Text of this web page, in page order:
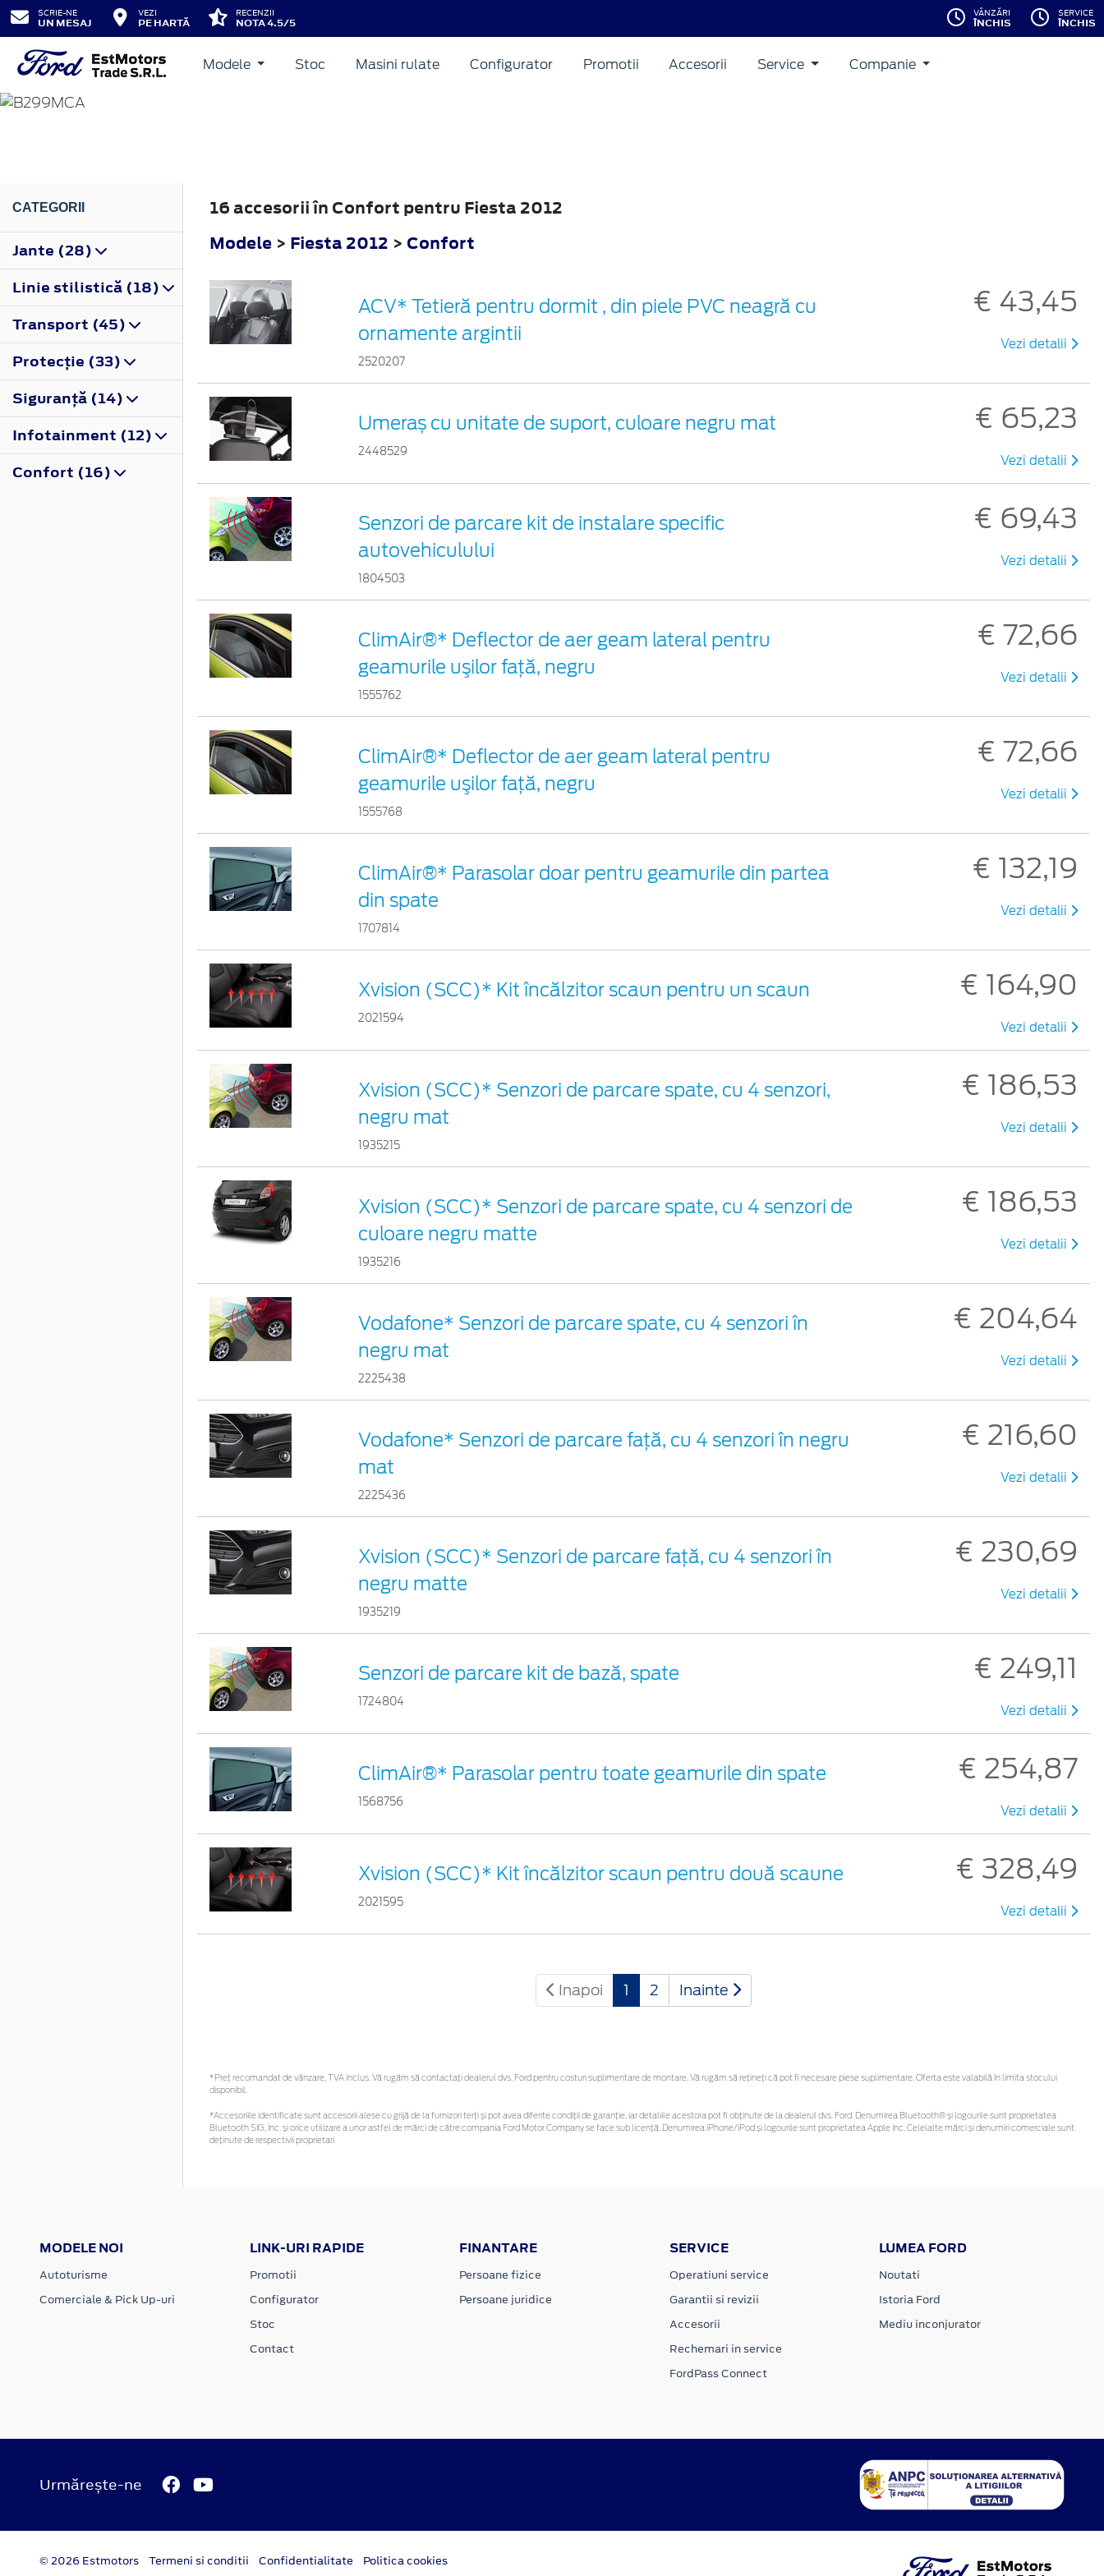
SCRIE-NE
UN MESAJ
VEZI
PE HARTĂ
RECENZII
NOTA 4.5/5
VÂNZĂRI
ÎNCHIS
SERVICE
ÎNCHIS
Modele Stoc Masini rulate Configurator Promotii Accesorii Service Companie
FIESTA
CATEGORII
Jante (28)
Linie stilistică (18)
Transport (45)
Protecţie (33)
Siguranţă (14)
Infotainment (12)
Confort (16)
16 accesorii în Confort pentru Fiesta 2012
Modele > Fiesta 2012 > Confort
ACV* Tetieră pentru dormit , din piele PVC neagră cu
ornamente argintii
2520207
€ 43,45
Vezi detalii
Umeraș cu unitate de suport, culoare negru mat
2448529
€ 65,23
Vezi detalii
Senzori de parcare kit de instalare specific
autovehiculului
1804503
€ 69,43
Vezi detalii
ClimAir®* Deflector de aer geam lateral pentru
geamurile uşilor faţă, negru
1555762
€ 72,66
Vezi detalii
ClimAir®* Deflector de aer geam lateral pentru
geamurile uşilor faţă, negru
1555768
€ 72,66
Vezi detalii
ClimAir®* Parasolar doar pentru geamurile din partea
din spate
1707814
€ 132,19
Vezi detalii
Xvision (SCC)* Kit încălzitor scaun pentru un scaun
2021594
€ 164,90
Vezi detalii
Xvision (SCC)* Senzori de parcare spate, cu 4 senzori,
negru mat
1935215
€ 186,53
Vezi detalii
Xvision (SCC)* Senzori de parcare spate, cu 4 senzori de
culoare negru matte
1935216
€ 186,53
Vezi detalii
Vodafone* Senzori de parcare spate, cu 4 senzori în
negru mat
2225438
€ 204,64
Vezi detalii
Vodafone* Senzori de parcare față, cu 4 senzori în negru
mat
2225436
€ 216,60
Vezi detalii
Xvision (SCC)* Senzori de parcare faţă, cu 4 senzori în
negru matte
1935219
€ 230,69
Vezi detalii
Senzori de parcare kit de bază, spate
1724804
€ 249,11
Vezi detalii
ClimAir®* Parasolar pentru toate geamurile din spate
1568756
€ 254,87
Vezi detalii
Xvision (SCC)* Kit încălzitor scaun pentru două scaune
2021595
€ 328,49
Vezi detalii
Inapoi 1 2 Inainte
*Preţ recomandat de vânzare, TVA inclus. Vă rugăm să contactaţi dealerul dvs. Ford pentru costuri suplimentare de montare. Vă rugăm să rețineți că pot fi necesare piese suplimentare. Oferta este valabilă în limita stocului
disponibil.
*Accesoriile identificate sunt accesorii alese cu grijă de la furnizori terți și pot avea diferite condiții de garanție, iar detaliile acestora pot fi obținute de la dealerul dvs. Ford. Denumirea Bluetooth® și logourile sunt proprietatea
Bluetooth SIG, Inc. și orice utilizare a unor astfel de mărci de către compania Ford Motor Company se face sub licență. Denumirea iPhone/iPod și logourile sunt proprietatea Apple Inc. Celelalte mărci și denumiri comerciale sunt
deținute de respectivii proprietari
MODELE NOI
Autoturisme
Comerciale & Pick Up-uri
LINK-URI RAPIDE
Promotii
Configurator
Stoc
Contact
FINANTARE
Persoane fizice
Persoane juridice
SERVICE
Operatiuni service
Garantii si revizii
Accesorii
Rechemari in service
FordPass Connect
LUMEA FORD
Noutati
Istoria Ford
Mediu inconjurator
Urmărește-ne
© 2026 Estmotors Termeni si conditii Confidentialitate Politica cookies